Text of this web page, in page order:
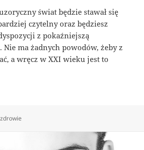
świat będzie stawał się
czytelny oraz będziesz
z pokaźniejszą
Nie ma żadnych powodów, żeby z
a wręcz w XXI wieku jest to
Kategorie
zdrowie